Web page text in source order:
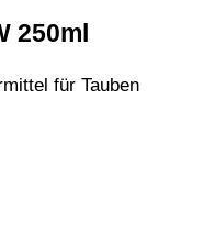
250ml
für Tauben